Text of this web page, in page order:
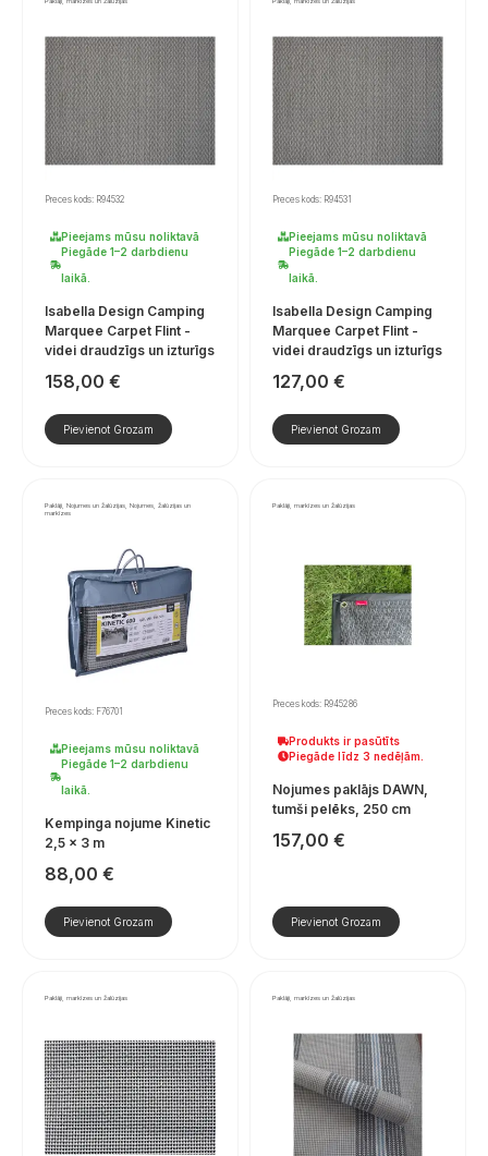
Preces kods: R94532
Pieejams mūsu noliktavā
Piegāde 1–2 darbdienu
laikā.
Isabella Design Camping
Marquee Carpet Flint -
videi draudzīgs un izturīgs
158,00 €
Pievienot Grozam
Preces kods: R94531
Pieejams mūsu noliktavā
Piegāde 1–2 darbdienu
laikā.
Isabella Design Camping
Marquee Carpet Flint -
videi draudzīgs un izturīgs
127,00 €
Pievienot Grozam
Paklāji, Nojumes un žalūzijas, Nojumes, žalūzijas un
markīzes
Preces kods: F76701
Pieejams mūsu noliktavā
Piegāde 1–2 darbdienu
laikā.
Kempinga nojume Kinetic
2,5 × 3 m
88,00 €
Pievienot Grozam
Paklāji, markīzes un žalūzijas
Preces kods: R945286
Produkts ir pasūtīts
Piegāde līdz 3 nedēļām.
Nojumes paklājs DAWN,
tumši pelēks, 250 cm
157,00 €
Pievienot Grozam
Paklāji, markīzes un žalūzijas Paklāji, markīzes un žalūzijas